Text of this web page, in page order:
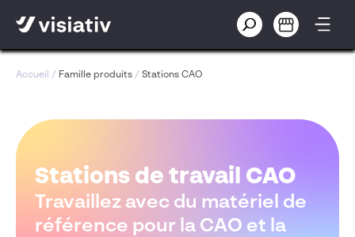
Accueil / Famille produits / Stations CAO
Stations de travail CAO
Travaillez avec du matériel de
référence pour la CAO et la